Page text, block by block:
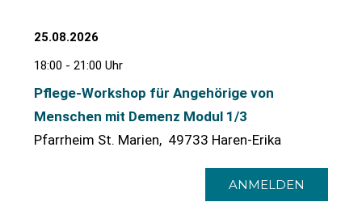
25.08.2026
18:00 - 21:00 Uhr
Pflege-Workshop für Angehörige von
Menschen mit Demenz Modul 1/3
Pfarrheim St. Marien, 49733 Haren-Erika
ANMELDEN